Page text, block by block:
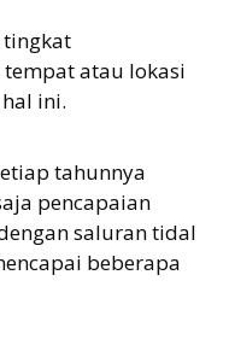
tingkat
atau lokasi
ini.
tahunnya
pencapaian
saluran tidal
beberapa